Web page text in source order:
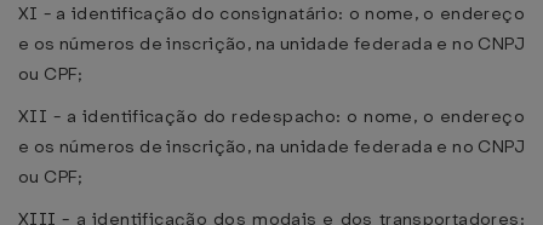
XI - a identificação do consignatário: o nome, o endereço
e os números de inscrição, na unidade federada e no CNPJ
ou CPF;
XII - a identificação do redespacho: o nome, o endereço
e os números de inscrição, na unidade federada e no CNPJ
ou CPF;
XIII - a identificação dos modais e dos transportadores: